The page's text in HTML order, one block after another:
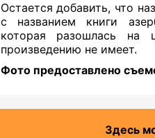
Остается добавить, что
с названием книги
которая разошлась на
произведению не имеет.
Фото предоставлено
Здесь